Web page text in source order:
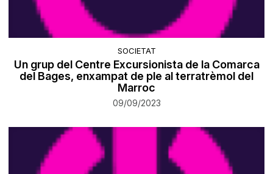
SOCIETAT
Un grup del Centre Excursionista de la Comarca
del Bages, enxampat de ple al terratrèmol del
Marroc
09/09/2023